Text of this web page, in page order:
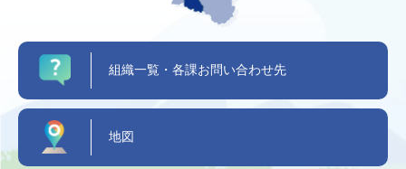
組織一覧・各課お問い合わせ先
地図